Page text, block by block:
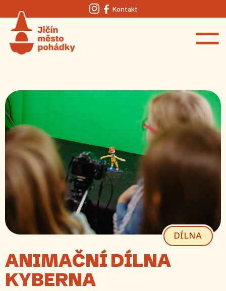
Instagram
Facebook
Kontakt
DÍLNA
ANIMAČNÍ DÍLNA
KYBERNA